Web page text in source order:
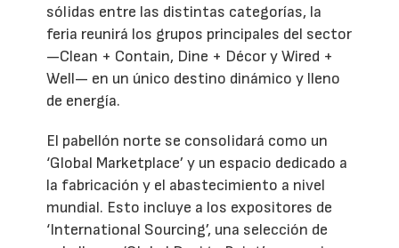
sólidas entre las distintas categorías, la
feria reunirá los grupos principales del sector
—Clean + Contain, Dine + Décor y Wired +
Well— en un único destino dinámico y lleno
de energía.
El pabellón norte se consolidará como un
‘Global Marketplace’ y un espacio dedicado a
la fabricación y el abastecimiento a nivel
mundial. Esto incluye a los expositores de
‘International Sourcing’, una selección de